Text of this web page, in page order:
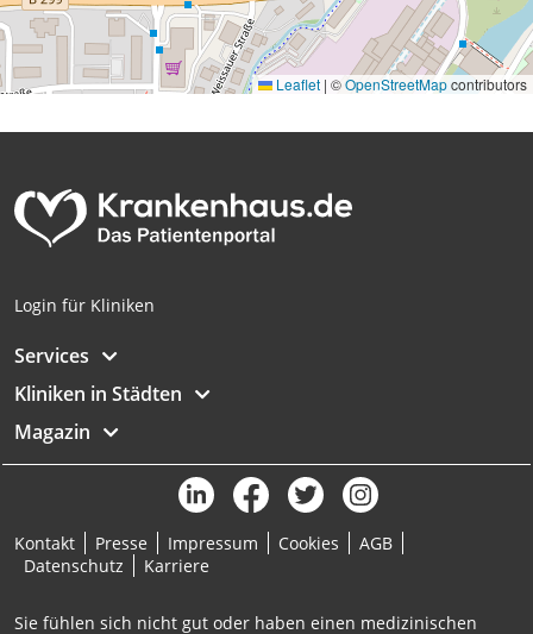
Leaflet | ©OpenStreetMapcontributors
Login für Kliniken
Services
Kliniken in Städten
Magazin
Kontakt Presse Impressum Cookies
AGB
Datenschutz
Karriere
Sie fühlen sich nicht gut oder haben einen medizinischen